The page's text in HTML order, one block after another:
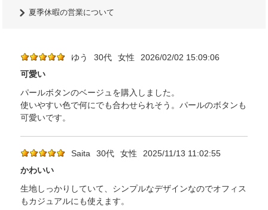
夏季休暇の営業について
ゆう 30代 女性
2026/02/02 15:09:06
可愛い
パールボタンのベージュを購入しました。
使いやすい色で何にでも合わせられそう。パールのボタンも
可愛いです。
Saita 30代 女性
2025/11/13 11:02:55
かわいい
生地しっかりしていて、シンプルなデザインなのでオフィス
もカジュアルにも使えます。